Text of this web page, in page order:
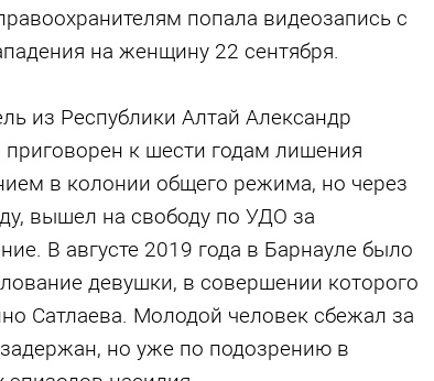
попала видеозапись с
на женщину 22 сентября.
из Республики Алтай Александр
приговорен к шести годам лишения
в колонии общего режима, но через
вышел на свободу по УДО за
В августе 2019 года в Барнауле было
девушки, в совершении которого
Сатлаева. Молодой человек сбежал за
задержан, но уже по подозрению в